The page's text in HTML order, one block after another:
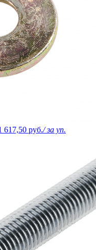
617,50 руб./ за уп.